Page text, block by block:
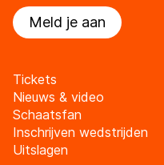
Meld je aan
Tickets
Nieuws & video
Schaatsfan
Inschrijven wedstrijden
Uitslagen